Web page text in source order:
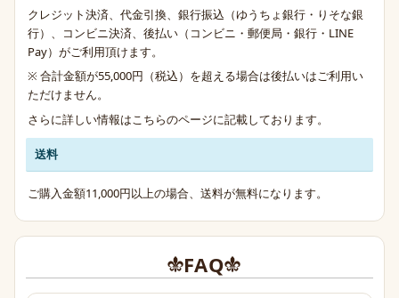
クレジット決済、代金引換、銀行振込（ゆうちょ銀行・りそな銀
行）、コンビニ決済、後払い（コンビニ・郵便局・銀行・LINE
Pay）がご利用頂けます。
※ 合計金額が55,000円（税込）を超える場合は後払いはご利用い
ただけません。
さらに詳しい情報は こちらのページに記載しております。
送料
ご購入金額11,000円以上の場合、送料が無料になります。
FAQ